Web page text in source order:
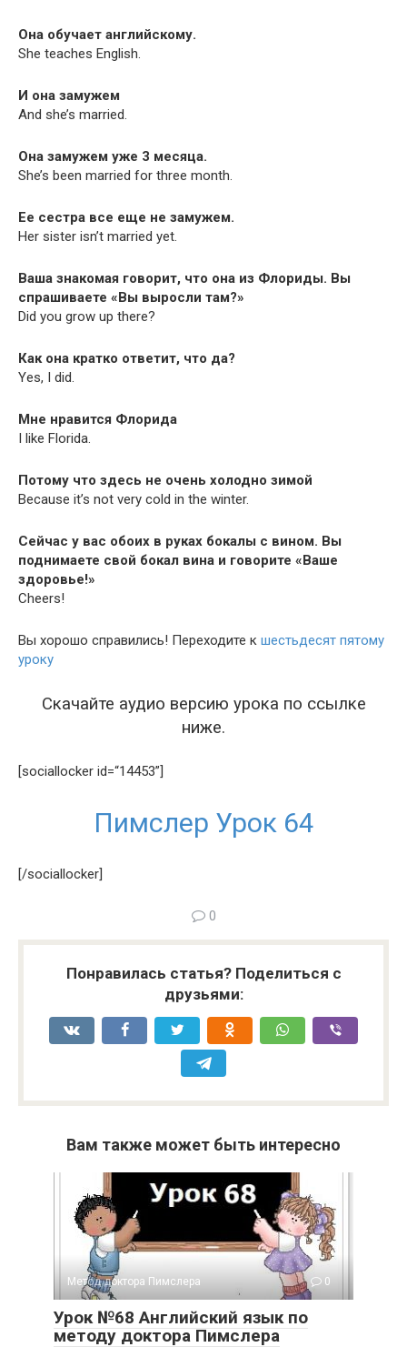
Она обучает английскому.
She teach­es English.
И она замужем
And she’s married.
Она замужем уже 3 месяца.
She’s been mar­ried for three month.
Ее сестра все еще не замужем.
Her sis­ter isn’t mar­ried yet.
Ваша знакомая говорит, что она из Флориды. Вы
спрашиваете «Вы выросли там?»
Did you grow up there?
Как она кратко ответит, что да?
Yes, I did.
Мне нравится Флорида
I like Florida.
Потому что здесь не очень холодно зимой
Because it’s not very cold in the winter.
Сейчас у вас обоих в руках бокалы с вином. Вы
поднимаете свой бокал вина и говорите «Ваше
здоровье!»
Cheers!
Вы хорошо справились! Переходите к шестьдесят пятому
уроку
Скачайте аудио версию урока по ссылке
ниже.
[social­lock­er id=“14453”]
Пимслер Урок 64
[/sociallocker]
0
Понравилась статья? Поделиться с
друзьями:
Вам также может быть интересно
Метод доктора Пимслера 0
Урок №68 Английский язык по
методу доктора Пимслера